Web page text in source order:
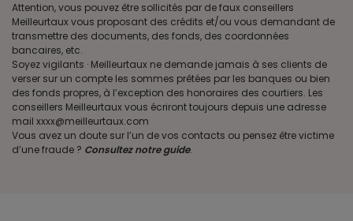
Attention, vous pouvez être sollicités par de faux conseillers
Meilleurtaux vous proposant des crédits et/ou vous demandant de
transmettre des documents, des fonds, des coordonnées
bancaires, etc.
Soyez vigilants · Meilleurtaux ne demande jamais à ses clients de
verser sur un compte les sommes prêtées par les banques ou bien
des fonds propres, à l’exception des honoraires des courtiers. Les
conseillers Meilleurtaux vous écriront toujours depuis une adresse
mail xxxx@meilleurtaux.com
Vous avez un doute sur l’un de vos contacts ou pensez être victime
d’une fraude ? Consultez notre guide.